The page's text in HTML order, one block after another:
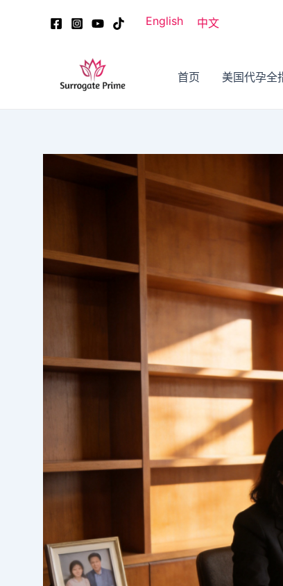
English 中文
首页 美国代孕全
navigation